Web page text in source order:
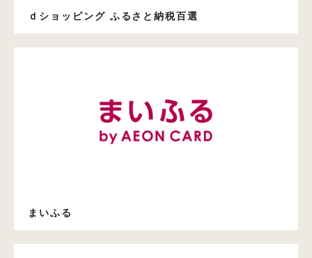
ｄショッピング ふるさと納税百選
まいふる